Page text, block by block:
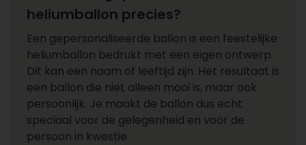
heliumballon precies?
Een gepersonaliseerde ballon is een feestelijke
heliumballon bedrukt met een eigen ontwerp.
Dit kan een naam of leeftijd zijn. Het resultaat is
een ballon die niet alleen mooi is, maar ook
persoonlijk. Je maakt de ballon dus echt
speciaal voor de gelegenheid en voor de
persoon in kwestie.